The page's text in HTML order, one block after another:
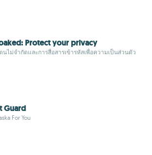
Protect your privacy
นไม่จำกัดและการสื่อสารเข้ารหัสเพื่อความเป็นส่วนตัว
Guard
For You